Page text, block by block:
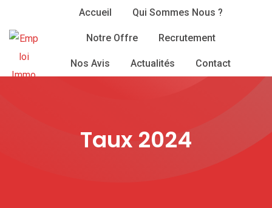
content
Accueil Qui Sommes Nous ?
Notre Offre Recrutement
Nos Avis Actualités Contact
Taux 2024